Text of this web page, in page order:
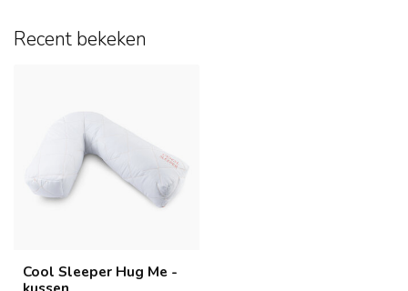
Recent bekeken
Cool Sleeper Hug Me -